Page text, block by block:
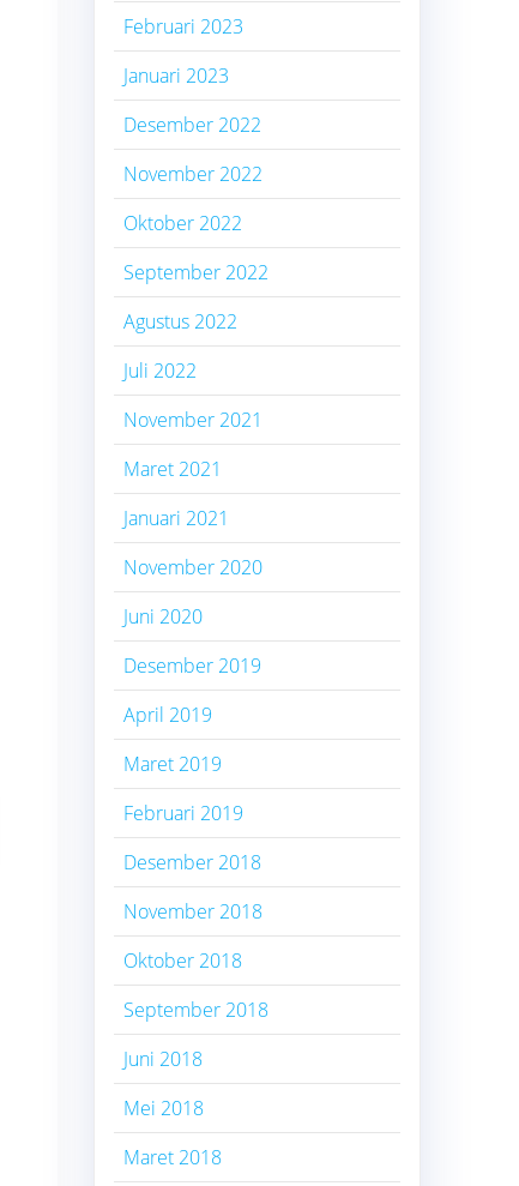
Februari 2023
Januari 2023
Desember 2022
November 2022
Oktober 2022
September 2022
Agustus 2022
Juli 2022
November 2021
Maret 2021
Januari 2021
November 2020
Juni 2020
Desember 2019
April 2019
Maret 2019
Februari 2019
Desember 2018
November 2018
Oktober 2018
September 2018
Juni 2018
Mei 2018
Maret 2018